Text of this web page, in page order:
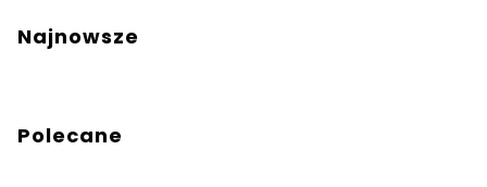
Najnowsze
Polecane